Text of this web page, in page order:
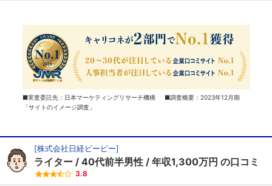
■実査委託先：日本マーケティングリサーチ機構 ■調査概要：2023年12月期
「サイトのイメージ調査」
[株式会社日経ビーピー]
ライター 40代前半男性 年収1,300万円 の口コミ
3.8